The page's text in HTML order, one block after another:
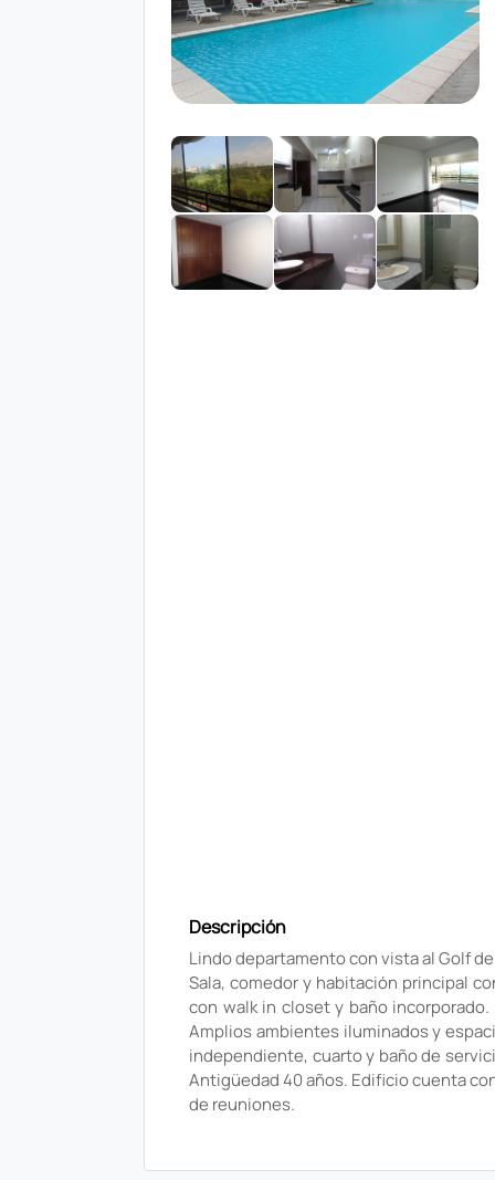
Descripción
Lindo departamento con vista al Golf
Sala, comedor y habitación principal
con walk in closet y baño
Amplios ambientes iluminados y
independiente, cuarto y baño de
Antigüedad 40 años. Edificio cuenta
de reuniones.